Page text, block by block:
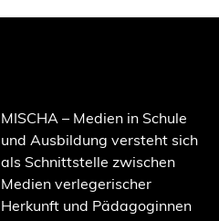
MISCHA – Medien in Schule
und Ausbildung versteht sich
als Schnittstelle zwischen
Medien verlegerischer
Herkunft und Pädagoginnen